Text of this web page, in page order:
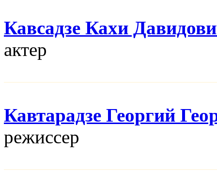
Кавсадзе Кахи
актер
Кавтарадзе Георгий
режисcер